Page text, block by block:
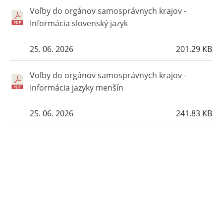
Voľby do orgánov samosprávnych krajov -
Informácia slovenský jazyk
201.29 KB
25. 06. 2026
Voľby do orgánov samosprávnych krajov -
Informácia jazyky menšín
241.83 KB
25. 06. 2026